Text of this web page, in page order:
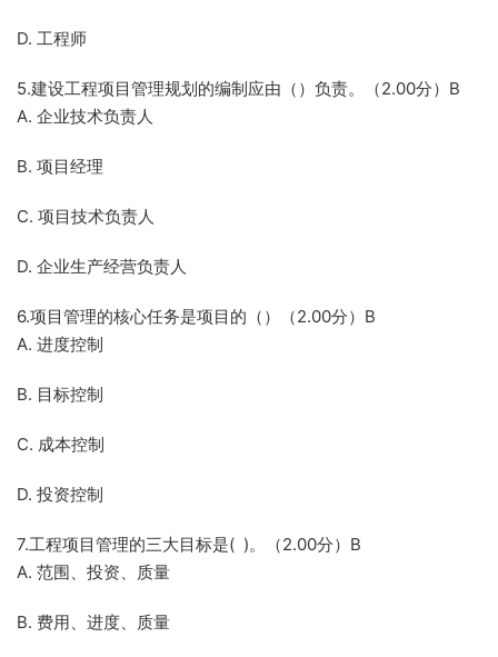
D. 工程师
5.建设工程项目管理规划的编制应由（）负责。（2.00分）B
A. 企业技术负责人
B. 项目经理
C. 项目技术负责人
D. 企业生产经营负责人
6.项目管理的核心任务是项目的（）（2.00分）B
A. 进度控制
B. 目标控制
C. 成本控制
D. 投资控制
7.工程项目管理的三大目标是( )。（2.00分）B
A. 范围、投资、质量
B. 费用、进度、质量